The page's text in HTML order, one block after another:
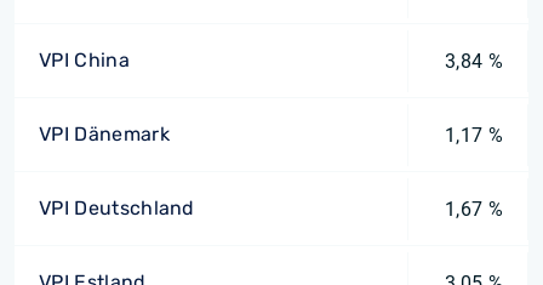
VPI China 3,84 %
VPI Dänemark 1,17 %
VPI Deutschland 1,67 %